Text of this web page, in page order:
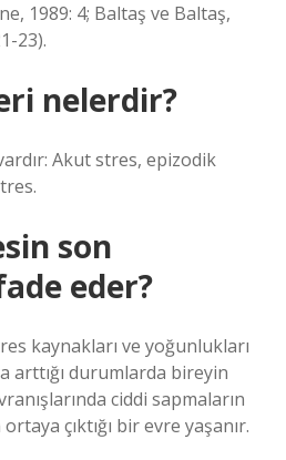
1989: 4; Baltaş ve Baltaş,
23).
nelerdir?
Akut stres, epizodik
son
eder?
kaynakları ve yoğunlukları
arttığı durumlarda bireyin
ciddi sapmaların
ortaya çıktığı bir evre yaşanır.